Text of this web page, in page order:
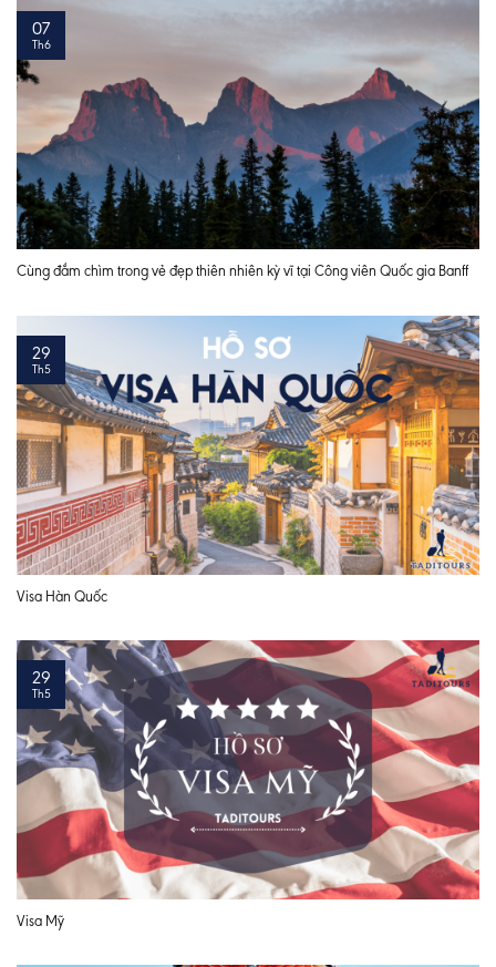
Cùng đắm chìm trong vẻ đẹp thiên nhiên kỳ vĩ tại Công viên Quốc gia Banff
07
Th6
Visa Hàn Quốc
29
Th5
Visa Mỹ
29
Th5